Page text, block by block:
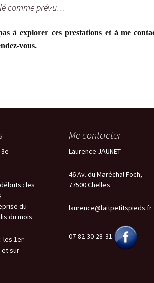
comme prévu…
à explorer ces prestations et à me
vous.
débuts : les
du
du mois
: les 1er
et sur
Me contacter
Laurence JAUNET
46 Av. du Maréchal Foch,
77500 Chelles
laurence@laitpetitspieds.fr
07-82-30-28-31